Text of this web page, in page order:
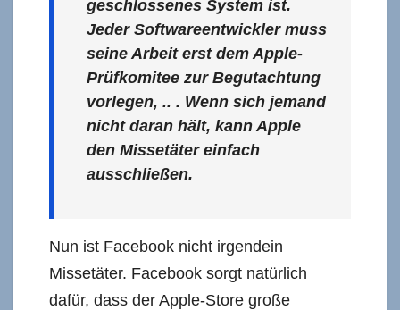
geschlossenes System ist.
Jeder Softwareentwickler muss
seine Arbeit erst dem Apple-
Prüfkomitee zur Begutachtung
vorlegen, .. . Wenn sich jemand
nicht daran hält, kann Apple
den Missetäter einfach
ausschließen.
Nun ist Facebook nicht irgendein
Missetäter. Facebook sorgt natürlich
dafür, dass der Apple-Store große